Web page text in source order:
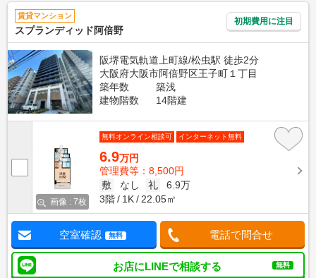
賃貸マンション
スプランディッド阿倍野
初期費用に注目
阪堺電気軌道上町線/松虫駅 徒歩2分
大阪府大阪市阿倍野区王子町１丁目
築年数
築浅
建物階数
14階建
画像 : 7枚
無料オンライン相談可 インターネット無料
6.9万円
管理費等：8,500円
敷
なし 礼
6.9万
3階
1K 22.05㎡
空室確認 無料 電話で問合せ
お店にLINEで相談する 無料